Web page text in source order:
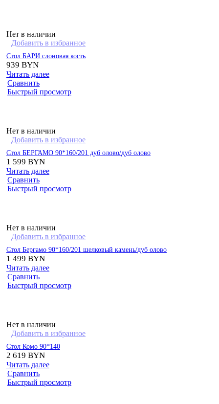
Нет в наличии
Добавить в избранное
Стол БАРИ слоновая кость
939 BYN
Читать далее
Сравнить
Быстрый просмотр
Нет в наличии
Добавить в избранное
Стол БЕРГАМО 90*160/201 дуб олово/дуб олово
1 599 BYN
Читать далее
Сравнить
Быстрый просмотр
Нет в наличии
Добавить в избранное
Стол Бергамо 90*160/201 шелковый камень/дуб олово
1 499 BYN
Читать далее
Сравнить
Быстрый просмотр
Нет в наличии
Добавить в избранное
Стол Комо 90*140
2 619 BYN
Читать далее
Сравнить
Быстрый просмотр